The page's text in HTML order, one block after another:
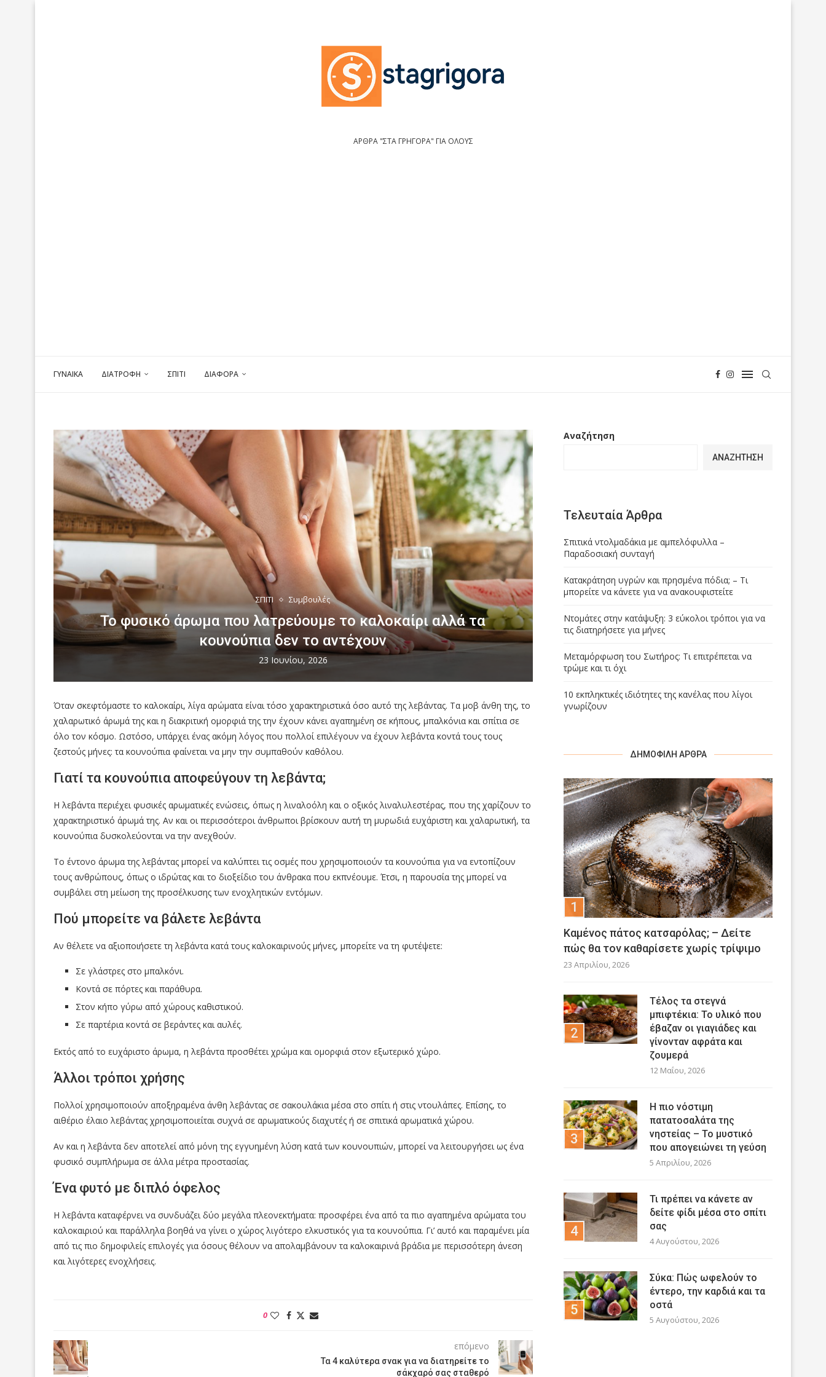
ΑΡΘΡΑ "ΣΤΑ ΓΡΗΓΟΡΑ" ΓΙΑ ΟΛΟΥΣ
ΓΥΝΑΙΚΑ ΔΙΑΤΡΟΦΗ ΣΠΙΤΙ ΔΙΑΦΟΡΑ
ΣΠΙΤΙ Συμβουλές
Το φυσικό άρωμα που λατρεύουμε το καλοκαίρι αλλά τα
κουνούπια δεν το αντέχουν
23 Ιουνίου, 2026
Όταν σκεφτόμαστε το καλοκαίρι, λίγα αρώματα είναι τόσο χαρακτηριστικά όσο αυτό της λεβάντας. Τα μοβ άνθη της, το
χαλαρωτικό άρωμά της και η διακριτική ομορφιά της την έχουν κάνει αγαπημένη σε κήπους, μπαλκόνια και σπίτια σε
όλο τον κόσμο. Ωστόσο, υπάρχει ένας ακόμη λόγος που πολλοί επιλέγουν να έχουν λεβάντα κοντά τους τους
ζεστούς μήνες: τα κουνούπια φαίνεται να μην την συμπαθούν καθόλου.
Γιατί τα κουνούπια αποφεύγουν τη λεβάντα;
Η λεβάντα περιέχει φυσικές αρωματικές ενώσεις, όπως η λιναλοόλη και ο οξικός λιναλυλεστέρας, που της χαρίζουν το
χαρακτηριστικό άρωμά της. Αν και οι περισσότεροι άνθρωποι βρίσκουν αυτή τη μυρωδιά ευχάριστη και χαλαρωτική, τα
κουνούπια δυσκολεύονται να την ανεχθούν.
Το έντονο άρωμα της λεβάντας μπορεί να καλύπτει τις οσμές που χρησιμοποιούν τα κουνούπια για να εντοπίζουν
τους ανθρώπους, όπως ο ιδρώτας και το διοξείδιο του άνθρακα που εκπνέουμε. Έτσι, η παρουσία της μπορεί να
συμβάλει στη μείωση της προσέλκυσης των ενοχλητικών εντόμων.
Πού μπορείτε να βάλετε λεβάντα
Αν θέλετε να αξιοποιήσετε τη λεβάντα κατά τους καλοκαιρινούς μήνες, μπορείτε να τη φυτέψετε:
Σε γλάστρες στο μπαλκόνι.
Κοντά σε πόρτες και παράθυρα.
Στον κήπο γύρω από χώρους καθιστικού.
Σε παρτέρια κοντά σε βεράντες και αυλές.
Εκτός από το ευχάριστο άρωμα, η λεβάντα προσθέτει χρώμα και ομορφιά στον εξωτερικό χώρο.
Άλλοι τρόποι χρήσης
Πολλοί χρησιμοποιούν αποξηραμένα άνθη λεβάντας σε σακουλάκια μέσα στο σπίτι ή στις ντουλάπες. Επίσης, το
αιθέριο έλαιο λεβάντας χρησιμοποιείται συχνά σε αρωματικούς διαχυτές ή σε σπιτικά αρωματικά χώρου.
Αν και η λεβάντα δεν αποτελεί από μόνη της εγγυημένη λύση κατά των κουνουπιών, μπορεί να λειτουργήσει ως ένα
φυσικό συμπλήρωμα σε άλλα μέτρα προστασίας.
Ένα φυτό με διπλό όφελος
Η λεβάντα καταφέρνει να συνδυάζει δύο μεγάλα πλεονεκτήματα: προσφέρει ένα από τα πιο αγαπημένα αρώματα του
καλοκαιριού και παράλληλα βοηθά να γίνει ο χώρος λιγότερο ελκυστικός για τα κουνούπια. Γι’ αυτό και παραμένει μία
από τις πιο δημοφιλείς επιλογές για όσους θέλουν να απολαμβάνουν τα καλοκαιρινά βράδια με περισσότερη άνεση
και λιγότερες ενοχλήσεις.
0
επόμενο
Τα 4 καλύτερα σνακ για να διατηρείτε το
σάκχαρό σας σταθερό
Αναζήτηση
ΑΝΑΖΉΤΗΣΗ
Τελευταία Άρθρα
Σπιτικά ντολμαδάκια με αμπελόφυλλα –
Παραδοσιακή συνταγή
Κατακράτηση υγρών και πρησμένα πόδια; – Τι
μπορείτε να κάνετε για να ανακουφιστείτε
Ντομάτες στην κατάψυξη: 3 εύκολοι τρόποι για να
τις διατηρήσετε για μήνες
Μεταμόρφωση του Σωτήρος: Τι επιτρέπεται να
τρώμε και τι όχι
10 εκπληκτικές ιδιότητες της κανέλας που λίγοι
γνωρίζουν
ΔΗΜΟΦΙΛΉ ΆΡΘΡΑ
Καμένος πάτος κατσαρόλας; – Δείτε
πώς θα τον καθαρίσετε χωρίς τρίψιμο
23 Απριλίου, 2026
Τέλος τα στεγνά
μπιφτέκια: Το υλικό που
έβαζαν οι γιαγιάδες και
γίνονταν αφράτα και
ζουμερά
12 Μαΐου, 2026
Η πιο νόστιμη
πατατοσαλάτα της
νηστείας – Το μυστικό
που απογειώνει τη γεύση
5 Απριλίου, 2026
Τι πρέπει να κάνετε αν
δείτε φίδι μέσα στο σπίτι
σας
4 Αυγούστου, 2026
Σύκα: Πώς ωφελούν το
έντερο, την καρδιά και τα
οστά
5 Αυγούστου, 2026